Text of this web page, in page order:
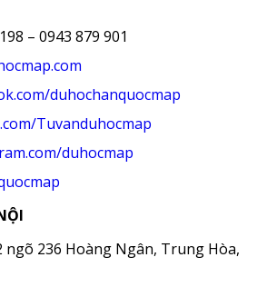
– 0943 879 901
duhochanquocmap
Tuvanduhocmap
duhocmap
ngõ 236 Hoàng Ngân, Trung Hòa,